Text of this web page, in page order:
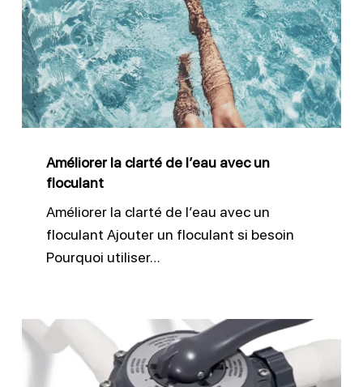
clarté
de
l’eau
avec
un
Améliorer la clarté de l’eau avec un
floculant
Améliorer la clarté de l’eau avec un
floculant Ajouter un floculant si besoin
Pourquoi utiliser…
Comment